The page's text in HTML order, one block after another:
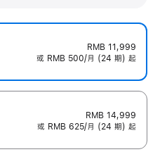
RMB 11,999
或 RMB 500/月 (24 期) 起
RMB 14,999
或 RMB 625/月 (24 期) 起